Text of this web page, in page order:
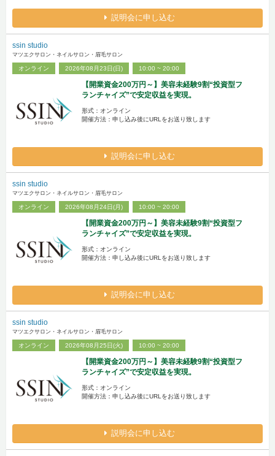
説明会に申し込む
ssin studio
マツエクサロン・ネイルサロン・眉毛サロン
オンライン 2026年08月23日(日) 10:00 ~ 20:00
【開業資金200万円～】美容未経験9割“投資型フ
ランチャイズ”で安定収益を実現。
形式：オンライン
開催方法：申し込み後にURLをお送り致します
説明会に申し込む
ssin studio
マツエクサロン・ネイルサロン・眉毛サロン
オンライン 2026年08月24日(月) 10:00 ~ 20:00
【開業資金200万円～】美容未経験9割“投資型フ
ランチャイズ”で安定収益を実現。
形式：オンライン
開催方法：申し込み後にURLをお送り致します
説明会に申し込む
ssin studio
マツエクサロン・ネイルサロン・眉毛サロン
オンライン 2026年08月25日(火) 10:00 ~ 20:00
【開業資金200万円～】美容未経験9割“投資型フ
ランチャイズ”で安定収益を実現。
形式：オンライン
開催方法：申し込み後にURLをお送り致します
説明会に申し込む